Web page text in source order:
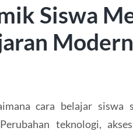
Siswa
Modern
cara belajar siswa
teknologi,